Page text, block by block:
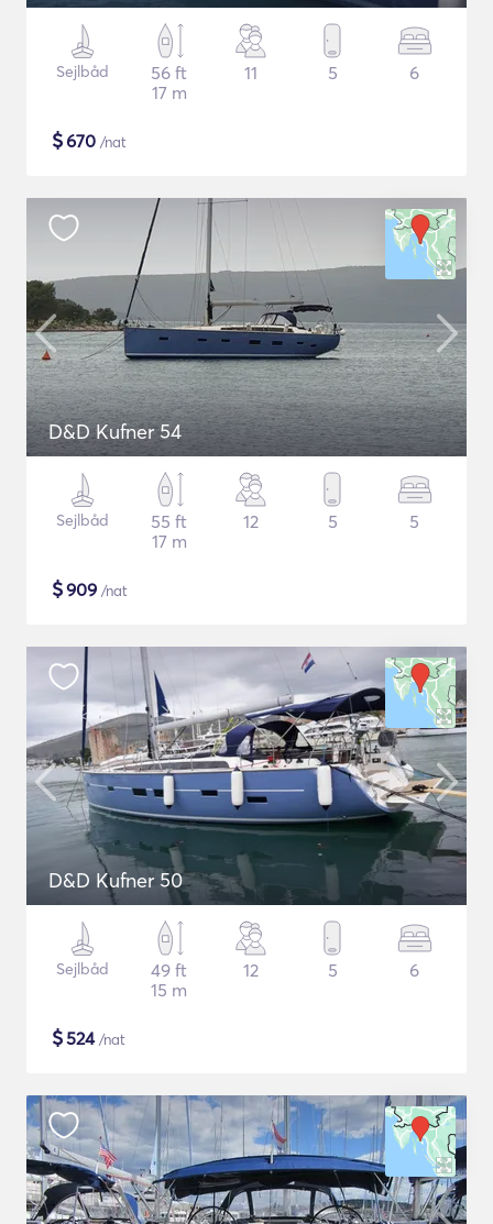
Sejlbåd
56 ft
17 m
11 5 6
$670 /nat
D&D Kufner 54
Sejlbåd
55 ft
17 m
12 5 5
$909 /nat
D&D Kufner 50
Sejlbåd
49 ft
15 m
12 5 6
$524/nat